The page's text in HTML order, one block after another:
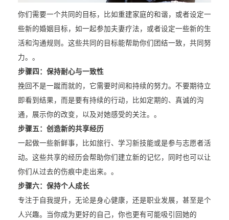
你们需要一个共同的目标，比如重建家庭的和谐，或者设定一
些新的婚姻目标，如一起参加夫妻疗法，或者设定一些新的生
活和沟通规则。这些共同的目标能帮助你们团结一致，共同努
力。。
步骤四： 保持耐心与一致性
挽回不是一蹴而就的，它需要时间和持续的努力。不要期待立
即看到结果，而是要有持续的行动，比如定期的、真诚的沟
通，展示你的改变，以及对她感受的关注。。
步骤五： 创造新的共享经历
一起做一些新鲜事，比如旅行、学习新技能或是参与志愿者活
动。这些共享的经历会帮助你们建立新的记忆，同时也可以让
你们从过去的伤痕中走出来。。
步骤六： 保持个人成长
专注于自我提升，无论是身心健康，还是职业发展，甚至是个
人兴趣。当你成为更好的自己，你也更有可能吸引回她的